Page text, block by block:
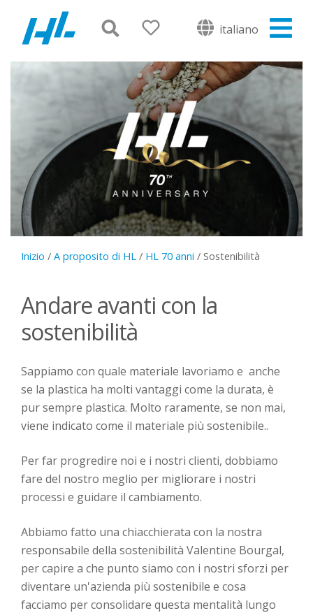
italiano
Inizio / A proposito di HL / HL 70 anni / Sostenibilità
Andare avanti con la
sostenibilità
Sappiamo con quale materiale lavoriamo e anche
se la plastica ha molti vantaggi come la durata, è
pur sempre plastica. Molto raramente, se non mai,
viene indicato come il materiale più sostenibile..
Per far progredire noi e i nostri clienti, dobbiamo
fare del nostro meglio per migliorare i nostri
processi e guidare il cambiamento.
Abbiamo fatto una chiacchierata con la nostra
responsabile della sostenibilità Valentine Bourgal,
per capire a che punto siamo con i nostri sforzi per
diventare un'azienda più sostenibile e cosa
facciamo per consolidare questa mentalità lungo